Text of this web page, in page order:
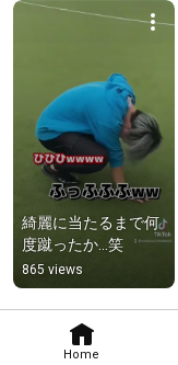
Home
綺麗に当たるまで何
度蹴ったか…笑
865 views